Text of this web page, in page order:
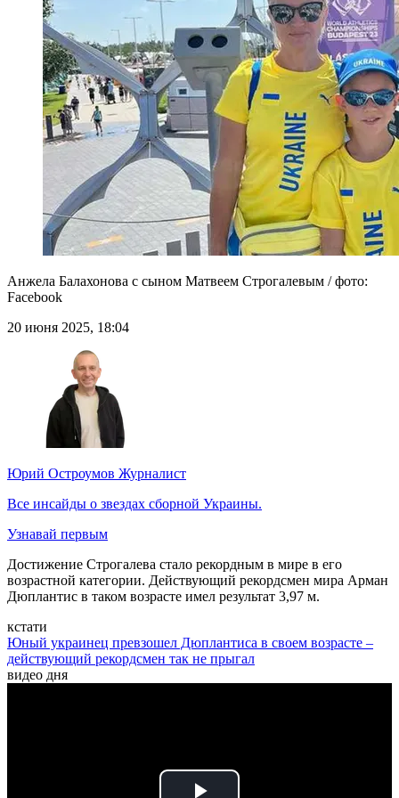
Анжела Балахонова с сыном Матвеем Строгалевым / фото:
Facebook
20 июня 2025, 18:04
Юрий Остроумов Журналист
Все инсайды о звездах сборной Украины.
Узнавай первым
Достижение Строгалева стало рекордным в мире в его
возрастной категории. Действующий рекордсмен мира Арман
Дюплантис в таком возрасте имел результат 3,97 м.
кстати
Юный украинец превзошел Дюплантиса в своем возрасте –
действующий рекордсмен так не прыгал
видео дня